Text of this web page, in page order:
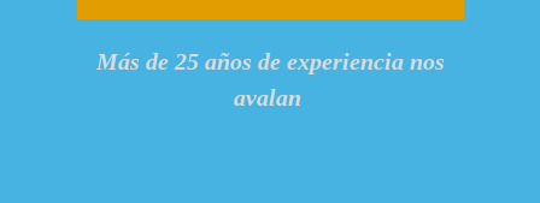
Más de 25 años de experiencia nos
avalan